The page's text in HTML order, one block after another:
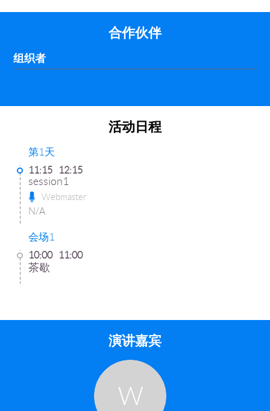
合作伙伴
组织者
活动日程
第1天
11:15 12:15
session1
Webmaster
N/A
会场1
10:00 11:00
茶歇
演讲嘉宾
W